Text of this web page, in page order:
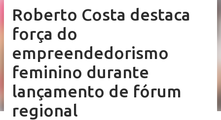
Roberto Costa destaca
força do
empreendedorismo
feminino durante
lançamento de fórum
regional